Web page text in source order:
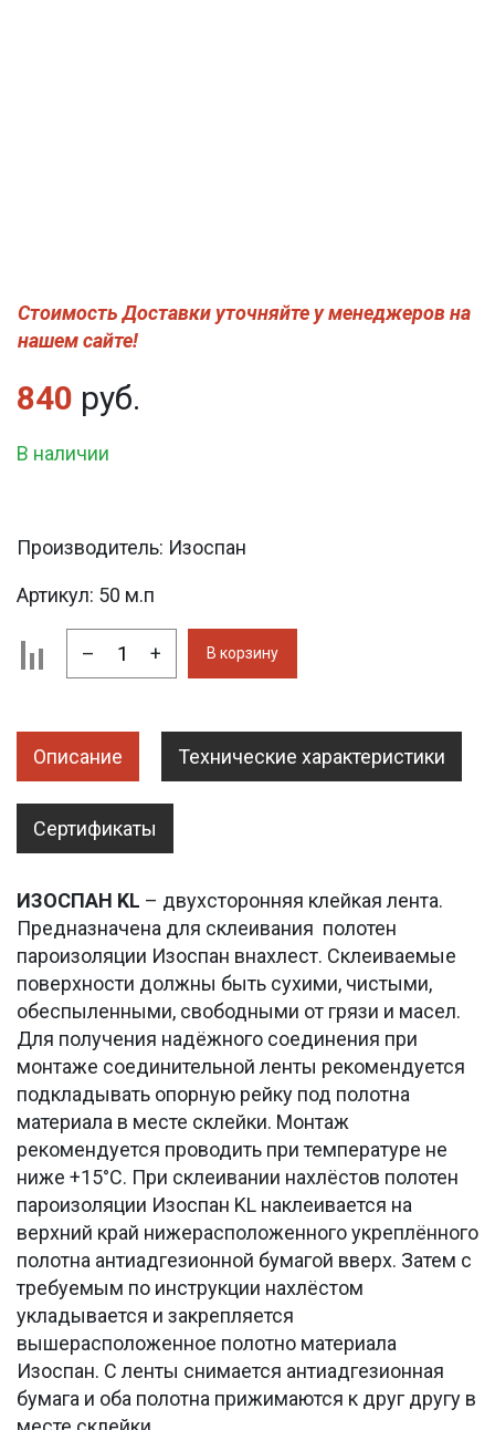
Стоимость Доставки уточняйте у менеджеров на
нашем сайте!
840 руб.
В наличии
Производитель: Изоспан
Артикул: 50 м.п
– + В корзину
Описание Технические характеристики
Сертификаты
ИЗОСПАН KL – двухсторонняя клейкая лента.
Предназначена для склеивания полотен
пароизоляции Изоспан внахлест. Склеиваемые
поверхности должны быть сухими, чистыми,
обеспыленными, свободными от грязи и масел.
Для получения надёжного соединения при
монтаже соединительной ленты рекомендуется
подкладывать опорную рейку под полотна
материала в месте склейки. Монтаж
рекомендуется проводить при температуре не
ниже +15°С. При склеивании нахлёстов полотен
пароизоляции Изоспан KL наклеивается на
верхний край нижерасположенного укреплённого
полотна антиадгезионной бумагой вверх. Затем с
требуемым по инструкции нахлёстом
укладывается и закрепляется
вышерасположенное полотно материала
Изоспан. С ленты снимается антиадгезионная
бумага и оба полотна прижимаются к друг другу в